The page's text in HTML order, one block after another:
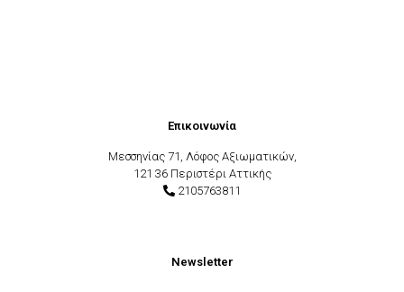
Επικοινωνία
Μεσσηνίας 71, Λόφος Αξιωματικών,
121 36 Περιστέρι Αττικής
2105763811
Newsletter